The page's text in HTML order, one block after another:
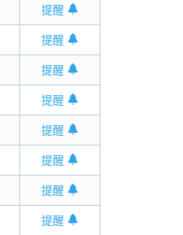
提醒
提醒
提醒
提醒
提醒
提醒
提醒
提醒